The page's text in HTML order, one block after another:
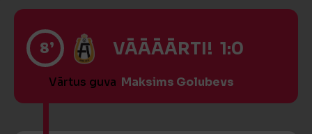
8’ VĀĀĀĀRTI! 1:0
Vārtus guva Maksims Golubevs